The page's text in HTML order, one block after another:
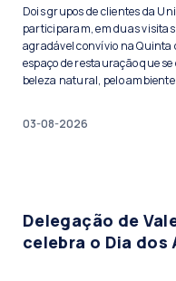
Dois grupos de clientes da
participaram, em duas
agradável convívio na
espaço de restauração que
beleza natural, pelo
03-08-2026
Delegação de
celebra o Dia dos